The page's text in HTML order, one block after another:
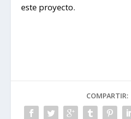
este proyecto.
COMPARTIR: